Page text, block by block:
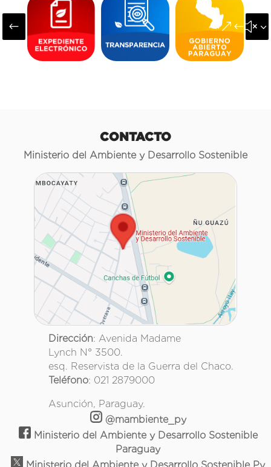
#
CONTACTO
Ministerio del Ambiente y Desarrollo Sostenible
Dirección: Avenida Madame
Lynch N° 3500.
esq. Reservista de la Guerra del Chaco.
Teléfono: 021 2879000
Asunción, Paraguay.
@mambiente_py
Ministerio del Ambiente y Desarrollo Sostenible
Paraguay